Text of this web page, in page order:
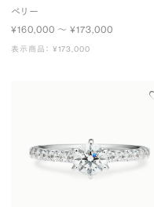
ベリー
¥160,000 〜 ¥173,000
表示商品： ¥173,000